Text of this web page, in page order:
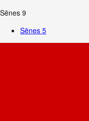
Sēnes 9
Sēnes 5